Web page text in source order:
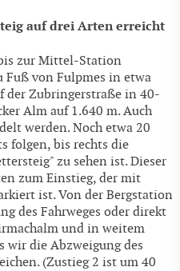
auf drei Arten erreicht
zur Mittel-Station
Fuß von Fulpmes in etwa
der Zubringerstraße in 40-
Alm auf 1.640 m. Auch
werden. Noch etwa 20
folgen, bis rechts die
zu sehen ist. Dieser
zum Einstieg, der mit
ist. Von der Bergstation
des Fahrweges oder direkt
und in weitem
wir die Abzweigung des
(Zustieg 2 ist um 40